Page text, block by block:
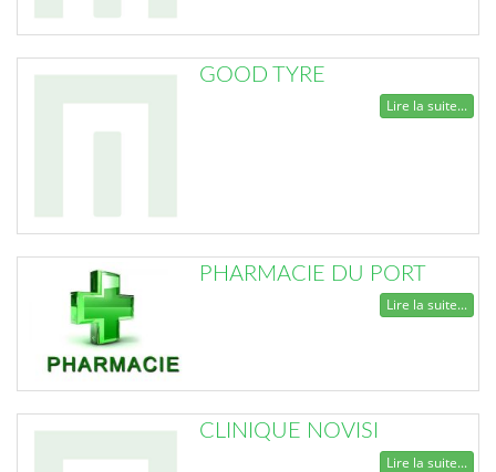
GOOD TYRE
Lire la suite...
PHARMACIE DU PORT
Lire la suite...
CLINIQUE NOVISI
Lire la suite...